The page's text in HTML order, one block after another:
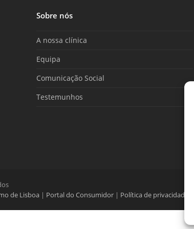
Sobre nós
A nossa clínica
Equipa
Comunicação Social
Testemunhos
de Lisboa | Portal do Consumidor | Política de privacidade